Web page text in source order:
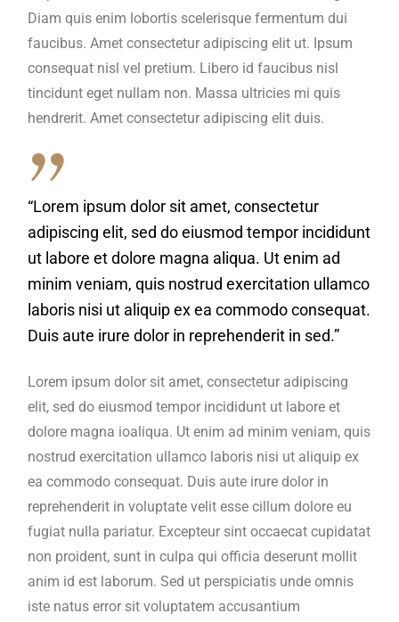
Diam quis enim lobortis scelerisque fermentum dui
faucibus. Amet consectetur adipiscing elit ut. Ipsum
consequat nisl vel pretium. Libero id faucibus nisl
tincidunt eget nullam non. Massa ultricies mi quis
hendrerit. Amet consectetur adipiscing elit duis.
“Lorem ipsum dolor sit amet, consectetur
adipiscing elit, sed do eiusmod tempor incididunt
ut labore et dolore magna aliqua. Ut enim ad
minim veniam, quis nostrud exercitation ullamco
laboris nisi ut aliquip ex ea commodo consequat.
Duis aute irure dolor in reprehenderit in sed.”
Lorem ipsum dolor sit amet, consectetur adipiscing
elit, sed do eiusmod tempor incididunt ut labore et
dolore magna ioaliqua. Ut enim ad minim veniam, quis
nostrud exercitation ullamco laboris nisi ut aliquip ex
ea commodo consequat. Duis aute irure dolor in
reprehenderit in voluptate velit esse cillum dolore eu
fugiat nulla pariatur. Excepteur sint occaecat cupidatat
non proident, sunt in culpa qui officia deserunt mollit
anim id est laborum. Sed ut perspiciatis unde omnis
iste natus error sit voluptatem accusantium